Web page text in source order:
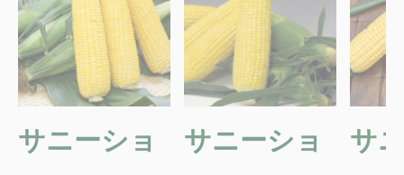
サニーショ
サニーショ
サ